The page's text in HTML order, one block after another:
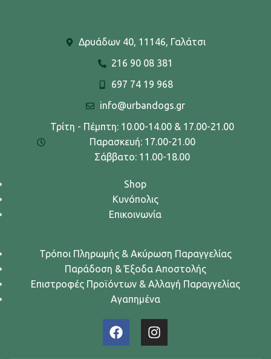
Δρυάδων 40, 11146, Γαλάτσι
216 90 08 381
697 74 19 968
info@urbandogs.gr
Τρίτη - Πέμπτη: 10.00-14.00 & 17.00-21.00
Παρασκευή: 17.00-21.00
Σάββατο: 11.00-18.00
Shop
Κυνόπολις
Επικοινωνία
Τρόποι Πληρωμής & Ακύρωση Παραγγελίας
Παράδοση & Έξοδα Αποστολής
Επιστροφές Προϊόντων & Αλλαγή Παραγγελίας
Αγαπημένα